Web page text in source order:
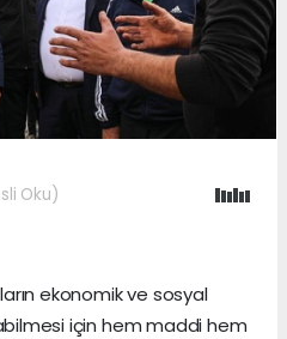
Oku)
ekonomik ve sosyal
için hem maddi hem